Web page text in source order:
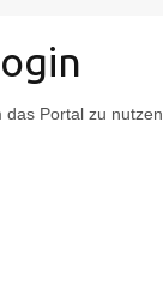
Portal zu nutzen.